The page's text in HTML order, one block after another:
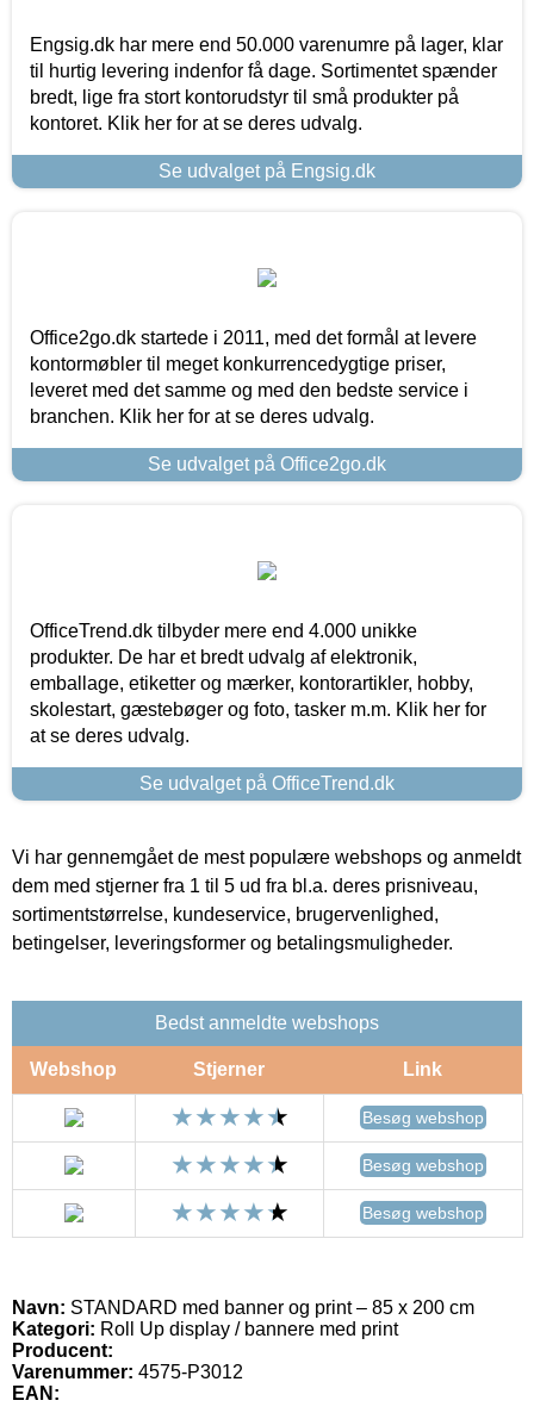
Engsig.dk har mere end 50.000 varenumre på lager, klar
til hurtig levering indenfor få dage. Sortimentet spænder
bredt, lige fra stort kontorudstyr til små produkter på
kontoret. Klik her for at se deres udvalg.
Se udvalget på Engsig.dk
Office2go.dk startede i 2011, med det formål at levere
kontormøbler til meget konkurrencedygtige priser,
leveret med det samme og med den bedste service i
branchen. Klik her for at se deres udvalg.
Se udvalget på Office2go.dk
OfficeTrend.dk tilbyder mere end 4.000 unikke
produkter. De har et bredt udvalg af elektronik,
emballage, etiketter og mærker, kontorartikler, hobby,
skolestart, gæstebøger og foto, tasker m.m. Klik her for
at se deres udvalg.
Se udvalget på OfficeTrend.dk
Vi har gennemgået de mest populære webshops og anmeldt
dem med stjerner fra 1 til 5 ud fra bl.a. deres prisniveau,
sortimentstørrelse, kundeservice, brugervenlighed,
betingelser, leveringsformer og betalingsmuligheder.
Bedst anmeldte webshops
Webshop Stjerner Link
Besøg webshop
Besøg webshop
Besøg webshop
Navn: STANDARD med banner og print – 85 x 200 cm
Kategori: Roll Up display / bannere med print
Producent:
Varenummer: 4575-P3012
EAN: